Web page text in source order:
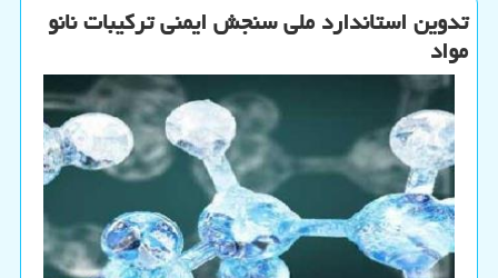
تدوین استاندارد ملی سنجش ایمنی تركیبات نانو
مواد